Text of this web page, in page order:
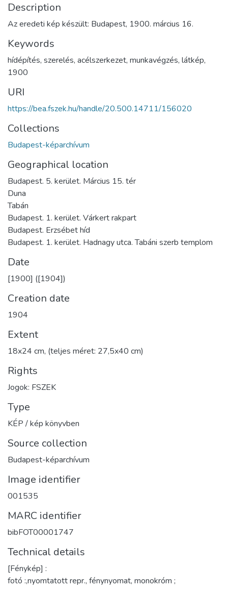
Description
Az eredeti kép készült: Budapest, 1900. március 16.
Keywords
hídépítés, szerelés, acélszerkezet, munkavégzés, látkép,
1900
URI
https://bea.fszek.hu/handle/20.500.14711/156020
Collections
Budapest-képarchívum
Geographical location
Budapest. 5. kerület. Március 15. tér
Duna
Tabán
Budapest. 1. kerület. Várkert rakpart
Budapest. Erzsébet híd
Budapest. 1. kerület. Hadnagy utca. Tabáni szerb templom
Date
[1900] ([1904])
Creation date
1904
Extent
18x24 cm, (teljes méret: 27,5x40 cm)
Rights
Jogok: FSZEK
Type
KÉP / kép könyvben
Source collection
Budapest-képarchívum
Image identifier
001535
MARC identifier
bibFOT00001747
Technical details
[Fénykép] :
fotó :,nyomtatott repr., fénynyomat, monokróm ;